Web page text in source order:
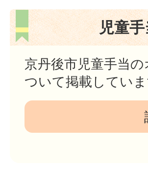
児童
京丹後市児童手当
ついて掲載していま